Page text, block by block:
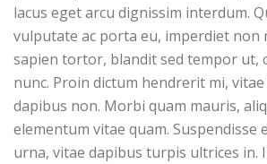
lacus eget arcu dignissim interdum.
vulputate ac porta eu, imperdiet non
sapien tortor, blandit sed tempor ut,
nunc. Proin dictum hendrerit mi,
dapibus non. Morbi quam mauris,
elementum vitae quam. Suspendisse
urna, vitae dapibus turpis ultrices in.